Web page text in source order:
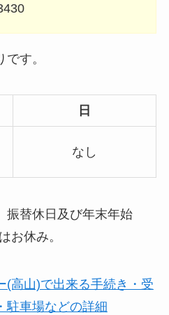
す。
日
なし
振替休日及び年末年始
お休み。
(高山)で出来る手続き・受
駐車場などの詳細